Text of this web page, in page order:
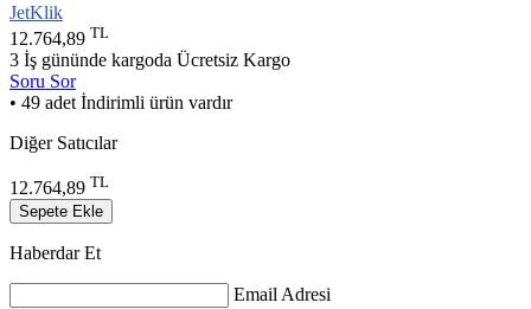
JetKlik
12.764,89 TL
3 İş gününde kargoda Ücretsiz Kargo
Soru Sor
• 49 adet İndirimli ürün vardır
Diğer Satıcılar
12.764,89 TL
Sepete Ekle
Haberdar Et
Email Adresi